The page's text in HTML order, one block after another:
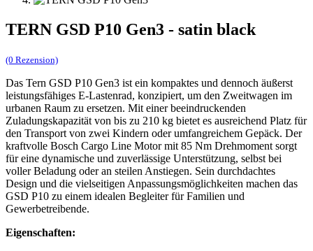
TERN GSD P10 Gen3 - satin black
(0 Rezension)
Das Tern GSD P10 Gen3 ist ein kompaktes und dennoch äußerst
leistungsfähiges E-Lastenrad, konzipiert, um den Zweitwagen im
urbanen Raum zu ersetzen. Mit einer beeindruckenden
Zuladungskapazität von bis zu 210 kg bietet es ausreichend Platz für
den Transport von zwei Kindern oder umfangreichem Gepäck. Der
kraftvolle Bosch Cargo Line Motor mit 85 Nm Drehmoment sorgt
für eine dynamische und zuverlässige Unterstützung, selbst bei
voller Beladung oder an steilen Anstiegen. Sein durchdachtes
Design und die vielseitigen Anpassungsmöglichkeiten machen das
GSD P10 zu einem idealen Begleiter für Familien und
Gewerbetreibende.
Eigenschaften: